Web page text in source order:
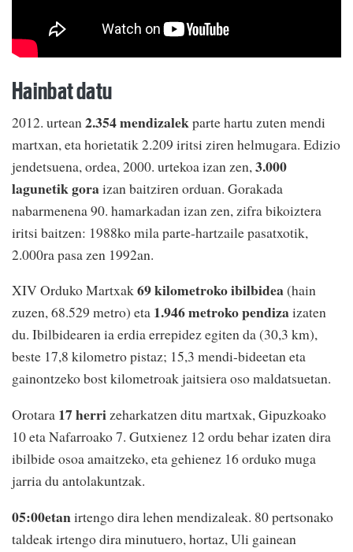
Hainbat datu
2012. urtean2.354 mendizalekparte hartu zuten mendi
martxan, eta horietatik 2.209 iritsi ziren helmugara. Edizio
jendetsuena, ordea, 2000. urtekoa izan zen,3.000
lagunetik goraizan baitziren orduan. Gorakada
nabarmenena 90. hamarkadan izan zen, zifra bikoiztera
iritsi baitzen: 1988ko mila parte-hartzaile pasatxotik,
2.000ra pasa zen 1992an.
XIV Orduko Martxak69 kilometroko ibilbidea(hain
zuzen, 68.529 metro) eta 1.946 metroko pendizaizaten
du. Ibilbidearen ia erdia errepidez egiten da (30,3 km),
beste 17,8 kilometro pistaz; 15,3 mendi-bideetan eta
gainontzeko bost kilometroak jaitsiera oso maldatsuetan.
Orotara 17 herrizeharkatzen ditu martxak, Gipuzkoako
10 eta Nafarroako 7. Gutxienez 12 ordu behar izaten dira
ibilbide osoa amaitzeko, eta gehienez 16 orduko muga
jarria du antolakuntzak.
05:00etanirtengo dira lehen mendizaleak. 80 pertsonako
taldeak irtengo dira minutuero, hortaz, Uli gainean